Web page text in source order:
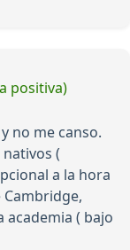
positiva)
no me canso.
(
a la hora
academia ( bajo